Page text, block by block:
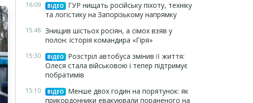
16:09 ВІДЕО
ГУР нищать російську піхоту, техніку
та логістику на Запорізькому напрямку
15:48 Знищив шістьох росіян, а сімох взяв у
полон: історія командира «Гіря»
15:30 ВІДЕО
Розстріл автобуса змінив її життя:
Олеся стала військовою і тепер підтримує
побратимів
15:10 ВІДЕО
Менше двох годин на порятунок: як
прикордонники евакуювали пораненого на